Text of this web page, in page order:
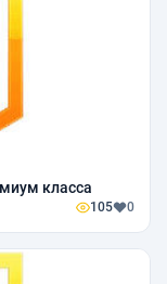
класса
105 0